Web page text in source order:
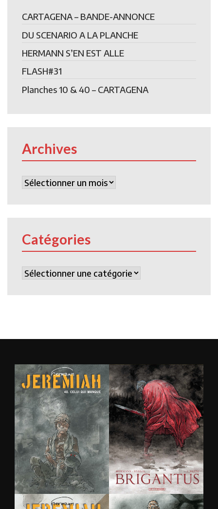
CARTAGENA – BANDE-ANNONCE
DU SCENARIO A LA PLANCHE
HERMANN S’EN EST ALLE
FLASH#31
Planches 10 & 40 – CARTAGENA
Archives
Archives
Catégories
Catégories